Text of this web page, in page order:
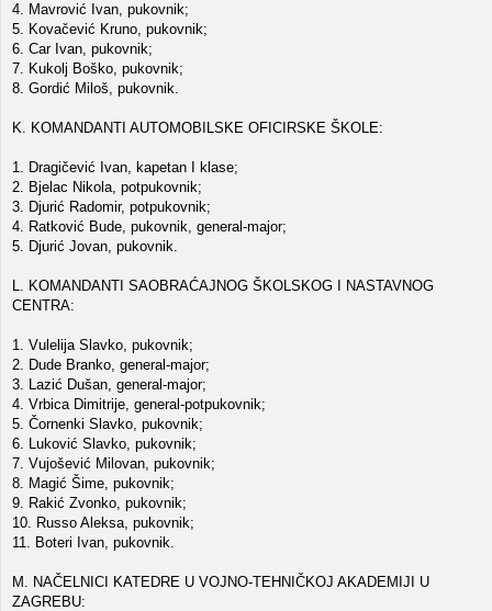
4. Mavrović Ivan, pukovnik;
5. Kovačević Kruno, pukovnik;
6. Car Ivan, pukovnik;
7. Kukolj Boško, pukovnik;
8. Gordić Miloš, pukovnik.
K. KOMANDANTI AUTOMOBILSKE OFICIRSKE ŠKOLE:
1. Dragičević Ivan, kapetan I klase;
2. Bjelac Nikola, potpukovnik;
3. Djurić Radomir, potpukovnik;
4. Ratković Bude, pukovnik, general-major;
5. Djurić Jovan, pukovnik.
L. KOMANDANTI SAOBRAĆAJNOG ŠKOLSKOG I NASTAVNOG
CENTRA:
1. Vulelija Slavko, pukovnik;
2. Dude Branko, general-major;
3. Lazić Dušan, general-major;
4. Vrbica Dimitrije, general-potpukovnik;
5. Čornenki Slavko, pukovnik;
6. Luković Slavko, pukovnik;
7. Vujošević Milovan, pukovnik;
8. Magić Šime, pukovnik;
9. Rakić Zvonko, pukovnik;
10. Russo Aleksa, pukovnik;
11. Boteri Ivan, pukovnik.
M. NAČELNICI KATEDRE U VOJNO-TEHNIČKOJ AKADEMIJI U
ZAGREBU: